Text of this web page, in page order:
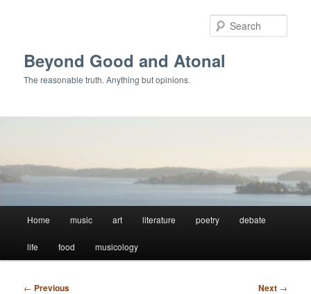
Beyond Good and Atonal
The reasonable truth. Anything but opinions.
Home music art literature poetry debate
life food musicology
Post
← Previous Next →